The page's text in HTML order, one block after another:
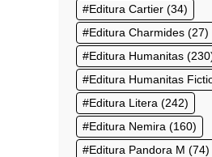
Editura Cartier (34)
Editura Charmides (27)
Editura Humanitas
Editura Humanitas
Editura Litera (242)
Editura Nemira (160)
Editura Pandora M (74)